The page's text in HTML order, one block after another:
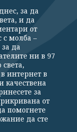
За Клуб Z
София, ул. "Алеко
„Клуб Зебра Медия“
за да
и да
от
с молба –
да
ни в 97
интернет в
качествена
за
от
помогнете
да сте